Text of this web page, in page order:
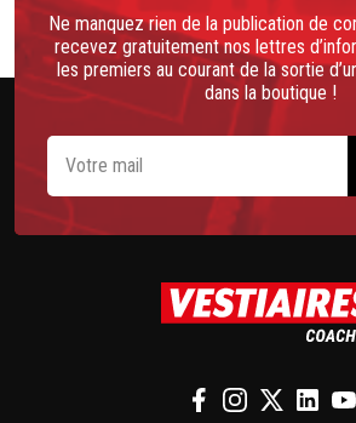
Ne manquez rien de la publication de
recevez gratuitement nos lettres
les premiers au courant de la sortie
dans la boutique !